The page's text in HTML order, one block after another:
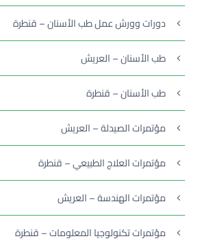
دورات وورش عمل طب الأسنان – قنطرة
طب الأسنان – العريش
طب الأسنان – قنطرة
مؤتمرات الصيدلة – العريش
مؤتمرات العلاج الطبيعي – قنطرة
مؤتمرات الهندسة – العريش
مؤتمرات تكنولوجيا المعلومات – قنطرة